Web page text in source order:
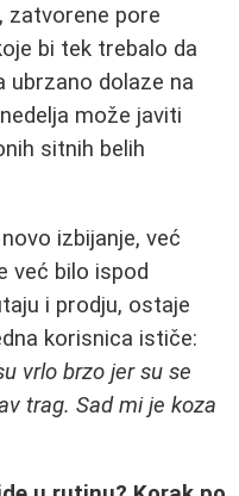
zatvorene pore
bi tek trebalo da
ubrzano dolaze na
može javiti
sitnih belih
izbijanje, već
već bilo ispod
i prodju, ostaje
korisnica ističe:
vrlo brzo jer su se
trag. Sad mi je koza